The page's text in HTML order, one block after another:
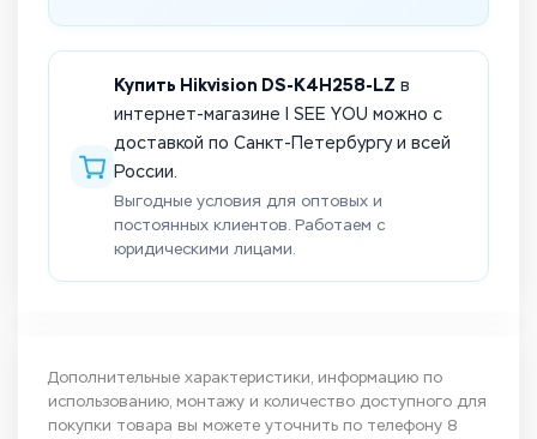
Купить Hikvision DS-K4H258-LZ в
интернет-магазине I SEE YOU можно с
доставкой по Санкт-Петербургу и всей
России.
Выгодные условия для оптовых и
постоянных клиентов. Работаем с
юридическими лицами.
Дополнительные характеристики, информацию по
использованию, монтажу и количество доступного для
покупки товара вы можете уточнить по телефону 8